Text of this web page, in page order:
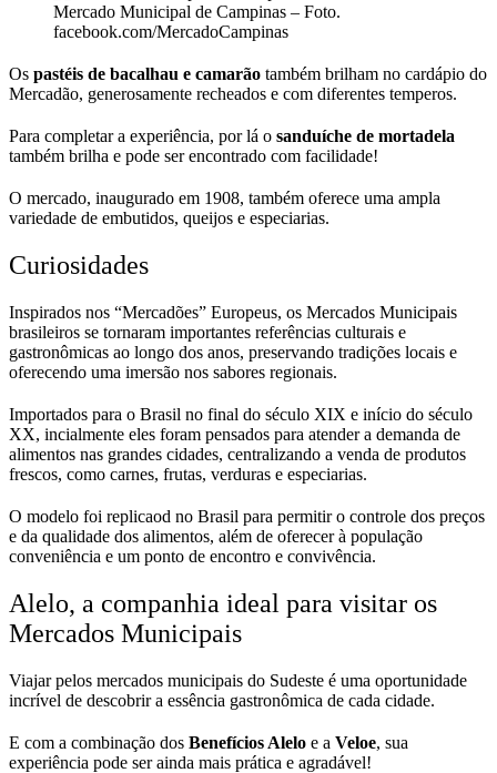
Mercado Municipal de Campinas – Foto.
facebook.com/MercadoCampinas
Os pastéis de bacalhau e camarão também brilham no cardápio do
Mercadão, generosamente recheados e com diferentes temperos.
Para completar a experiência, por lá o sanduíche de mortadela
também brilha e pode ser encontrado com facilidade!
O mercado, inaugurado em 1908, também oferece uma ampla
variedade de embutidos, queijos e especiarias.
Curiosidades
Inspirados nos “Mercadões” Europeus, os Mercados Municipais
brasileiros se tornaram importantes referências culturais e
gastronômicas ao longo dos anos, preservando tradições locais e
oferecendo uma imersão nos sabores regionais.
Importados para o Brasil no final do século XIX e início do século
XX, incialmente eles foram pensados para atender a demanda de
alimentos nas grandes cidades, centralizando a venda de produtos
frescos, como carnes, frutas, verduras e especiarias.
O modelo foi replicaod no Brasil para permitir o controle dos preços
e da qualidade dos alimentos, além de oferecer à população
conveniência e um ponto de encontro e convivência.
Alelo, a companhia ideal para visitar os
Mercados Municipais
Viajar pelos mercados municipais do Sudeste é uma oportunidade
incrível de descobrir a essência gastronômica de cada cidade.
E com a combinação dos Benefícios Alelo e a Veloe, sua
experiência pode ser ainda mais prática e agradável!